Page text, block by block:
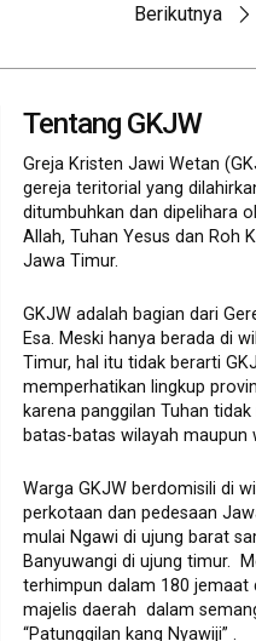
Berikutnya
Tentang GKJW
Greja Kristen Jawi Wetan
gereja teritorial yang
ditumbuhkan dan dipelihara
Allah, Tuhan Yesus dan Roh
Jawa Timur.
GKJW adalah bagian dari
Esa. Meski hanya berada di
Timur, hal itu tidak berarti
memperhatikan lingkup
karena panggilan Tuhan tidak
batas-batas wilayah maupun
Warga GKJW berdomisili di
perkotaan dan pedesaan
mulai Ngawi di ujung barat
Banyuwangi di ujung timur.
terhimpun dalam 180 jemaat
majelis daerah dalam
“Patunggilan kang Nyawiji” .